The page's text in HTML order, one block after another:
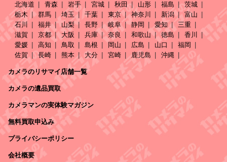
北海道
青森 岩手 宮城 秋田 山形 福島
茨城
栃木
群馬 埼玉 千葉 東京 神奈川 新潟
富山
石川
福井 山梨 長野 岐阜 静岡 愛知
三重
滋賀
京都 大阪 兵庫 奈良 和歌山 徳島
香川
愛媛
高知 鳥取 島根 岡山 広島 山口
福岡
佐賀
長崎 熊本 大分 宮崎 鹿児島 沖縄
カメラのリサマイ店舗一覧
カメラの遺品買取
カメラマンの実体験マガジン
無料買取申込み
プライバシーポリシー
会社概要